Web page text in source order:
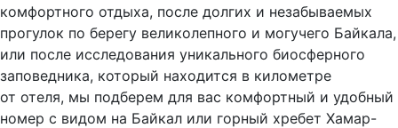
комфортного отдыха, после долгих и незабываемых
прогулок по берегу великолепного и могучего Байкала,
или после исследования уникального биосферного
заповедника, который находится в километре
от отеля, мы подберем для вас комфортный и удобный
номер с видом на Байкал или горный хребет Хамар-